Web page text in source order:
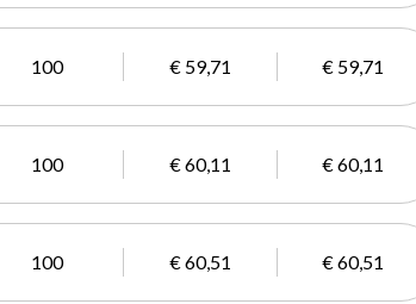
100 € 59,71 € 59,71
100 € 60,11 € 60,11
100 € 60,51 € 60,51